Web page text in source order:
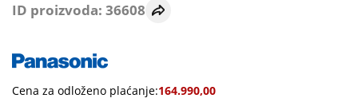
ID proizvoda: 36608
Cena za odloženo plaćanje:164.990,00